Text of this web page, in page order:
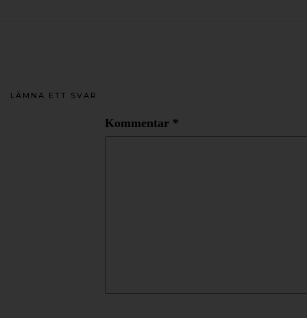
LÄMNA ETT SVAR
Kommentar *